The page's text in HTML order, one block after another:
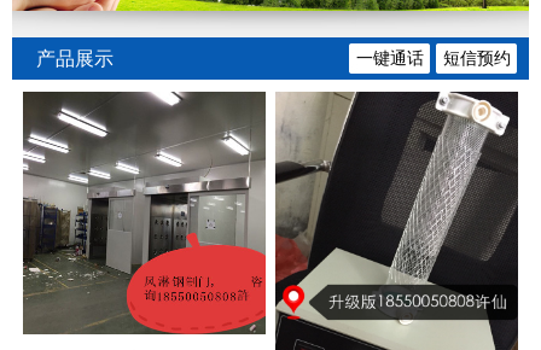
产品展示 短信预约
一键通话